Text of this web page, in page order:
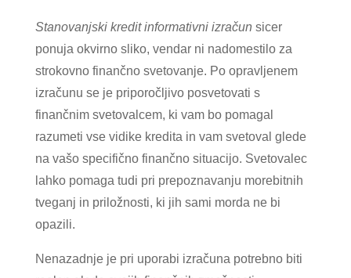
Stanovanjski kredit informativni izračun sicer
ponuja okvirno sliko, vendar ni nadomestilo za
strokovno finančno svetovanje. Po opravljenem
izračunu se je priporočljivo posvetovati s
finančnim svetovalcem, ki vam bo pomagal
razumeti vse vidike kredita in vam svetoval glede
na vašo specifično finančno situacijo. Svetovalec
lahko pomaga tudi pri prepoznavanju morebitnih
tveganj in priložnosti, ki jih sami morda ne bi
opazili.
Nenazadnje je pri uporabi izračuna potrebno biti